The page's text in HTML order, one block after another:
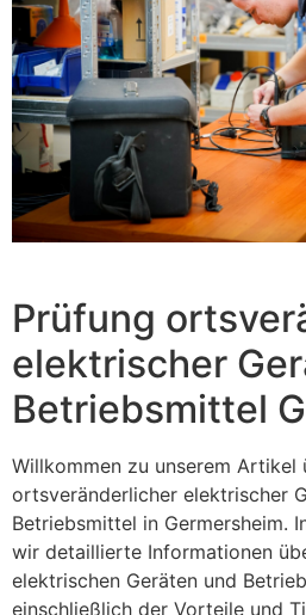
Prüfung
elektrischer
Betriebsmittel
Willkommen zu unserem Artikel
ortsveränderlicher elektrischer
Betriebsmittel in Germersheim.
wir detaillierte Informationen
elektrischen Geräten und
einschließlich der Vorteile und